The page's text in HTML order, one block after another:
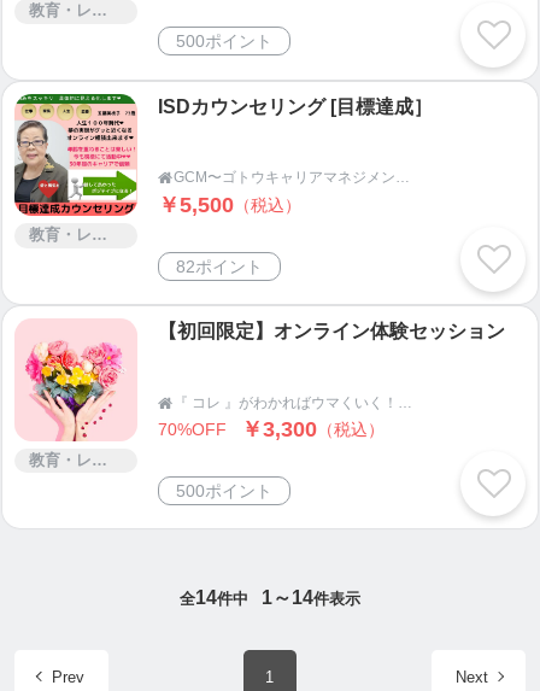
教育・レッスン・講習
500ポイント
教育・レッスン・講習
ISDカウンセリング [目標達成］
 GCM〜ゴトウキャリアマネジメント〜
￥5,500 （税込）
82ポイント
教育・レッスン・講習
【初回限定】オンライン体験セッション

70%OFF ￥3,300 （税込）
500ポイント
全14件中 1～14件表示
Prev 1 Next